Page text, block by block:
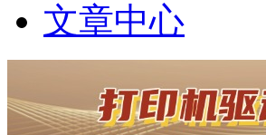
文章中心